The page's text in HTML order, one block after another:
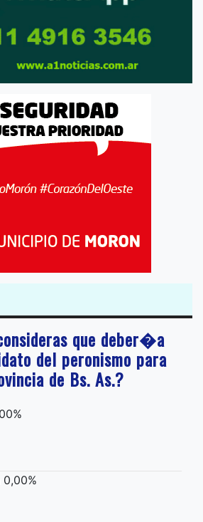
que deber�a
del peronismo para
de Bs. As.?
0,00%